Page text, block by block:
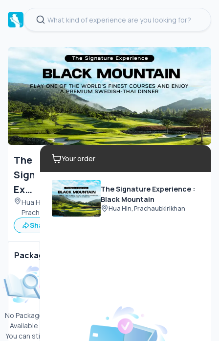
The
Signature
Experience
:
Black
Mountain
Hua Hin,
Prachaubkirikhan
Share
Package
No Package
Available
You can still
Your order
The Signature Experience :
Black Mountain
Hua Hin, Prachaubkirikhan